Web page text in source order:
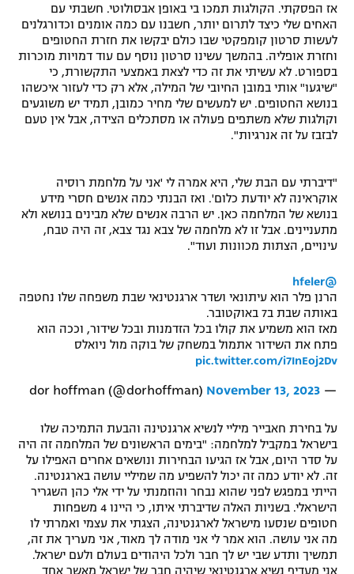
אז הפסקתי. הקולגות תמכו בי באופן אבסולוטי. חשבתי עם
האחים שלי כיצד לתרום יותר, חשבנו עם כמה אומנים וכדורגלנים
לעשות סרטון קומפקטי שבו כולם יבקשו את חזרת החטופים
וחזרת אופליה. בהמשך עשינו סרטון נוסף עם עוד דמויות מוכרות
בספורט. לא עשיתי את זה כדי לצאת באמצעי התקשורת, כי
"שיגעו" אותי במובן החיובי של המילה, אלא רק כדי לעזור איכשהו
בנושא החטופים. יש למעשים שלי מחיר כמובן, תמיד יש משוגעים
וקולגות שלא משתפים פעולה או מסתכלים הצידה, אבל אין טעם
לבזבז על זה אנרגיות".
"דיברתי עם הבת שלי, היא אמרה לי 'אני על מלחמת רוסיה
אוקראינה לא יודעת כלום'. ואז הבנתי כמה אנשים חסרי מידע
בנושא של המלחמה כאן. יש הרבה אנשים שלא מבינים בנושא ולא
מתעניינים. אבל זו לא מלחמה של צבא נגד צבא, זה היה טבח,
עינויים, הצתות מכוונות ועוד".
@hfeler
הרנן פלר הוא עיתונאי ושדר ארגנטינאי שבת משפחה שלו נחטפה
באותה שבת ב7 באוקטובר.
מאז הוא משמיע את קולו בכל הזדמנות ובכל שידור, וככה הוא
פתח את השידור אתמול במשחק של בוקה מול ניואלס
pic.twitter.com/i7InEoj2Dv
— dor hoffman (@dorhoffman)
November 13, 2023
על בחירת חאבייר מיליי לנשיא ארגנטינה והבעת התמיכה שלו
בישראל במקביל למלחמה: "בימים הראשונים של המלחמה זה היה
על סדר היום, אבל אז הגיעו הבחירות ונושאים אחרים האפילו על
זה. לא יודע כמה זה יכול להשפיע מה שמיליי עושה בארגנטינה.
הייתי במפגש לפני שהוא נבחר והוזמנתי על ידי אלי כהן השגריר
הישראלי. בשניות האלה שדיברתי איתו, כי היינו 4 משפחות
חטופים שנסעו מישראל לארגנטינה, הצגתי את עצמי ואמרתי לו
מה אני עושה. הוא אמר לי אני מודה לך מאוד, אני מעריך את זה,
תמשיך ותדע שבי יש לך חבר ולכל היהודים בעולם ולעם ישראל.
אני מעדיף נשיא ארגנטינאי שיהיה חבר של ישראל מאשר אחד